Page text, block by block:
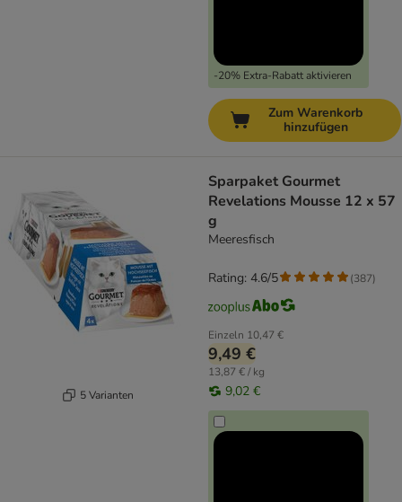
-20% Extra-Rabatt aktivieren
Zum Warenkorb
hinzufügen
5 Varianten
Sparpaket Gourmet
Revelations Mousse 12 x 57
g
Meeresfisch
Einzeln 10,47 €
9,49 €
13,87 € / kg
9,02 €
Rating: 4.6/5 (387)